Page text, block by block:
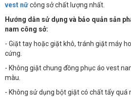
vest nữcông sở chất lượng nhất.
Hướng dẫn sử dụng và bảo quản sản
nam công sở:
- Giặt tay hoặc giặt khô, tránh giặt máy
cứng.
- Không giặt chung đồng phục áo vest
màu.
- Không sử dụng bột giặt có chất tẩy quá